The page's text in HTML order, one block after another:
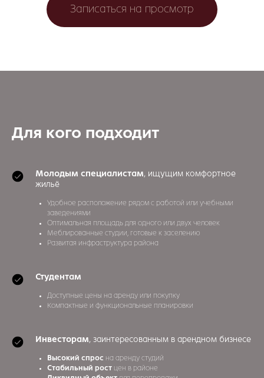
Записаться на просмотр
Для кого подходит
Молодым специалистам, ищущим комфортное
жильё
Удобное расположение рядом с работой или учебными
заведениями
Оптимальная площадь для одного или двух человек
Меблированные студии, готовые к заселению
Развитая инфраструктура района
Студентам
Доступные цены на аренду или покупку
Компактные и функциональные планировки
Инвесторам, заинтересованным в арендном бизнесе
Высокий спрос на аренду студий
Стабильный рост цен в районе